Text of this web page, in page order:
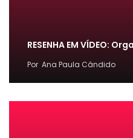
RESENHA EM VÍDEO:
Por Ana Paula Cândido